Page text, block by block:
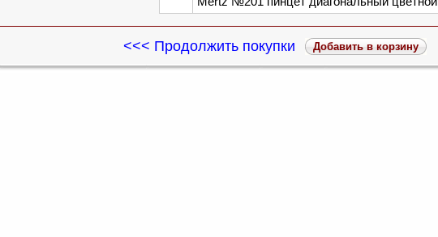
<<< Продолжить покупки